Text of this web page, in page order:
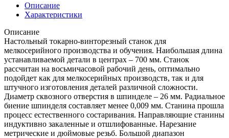
Описание
Характеристики
Описание
Настольный токарно-винторезный станок для
мелкосерийного производства и обучения. Наибольшая длина
устанавливаемой детали в центрах – 700 мм. Станок
рассчитан на восьмичасовой рабочий день, оптимально
подойдет как для мелкосерийных производств, так и для
штучного изготовления деталей различной сложности.
Диаметр сквозного отверстия в шпинделе – 26 мм. Радиальное
биение шпинделя составляет менее 0,009 мм. Станина прошла
процесс естественного состаривания. Направляющие станины
индуктивно закаленные и отшлифованные. Нарезание
метрические и дюймовые резьб. Большой диапазон